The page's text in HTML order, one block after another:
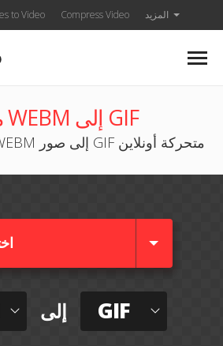
to Video Compress Video المزيد
محول WEBM إلى GIF
حوّل مقاطع فيديو WEBM إلى صور GIF متحركة أونلاين
إلى GIF